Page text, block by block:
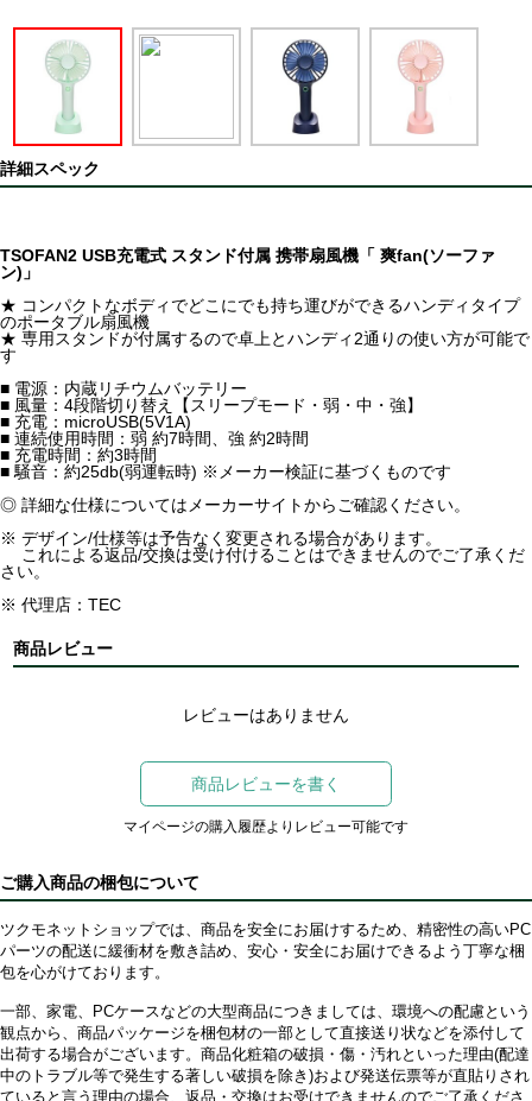
詳細スペック
TSOFAN2 USB充電式 スタンド付属 携帯扇風機「 爽fan(ソーファ
ン)」
★ コンパクトなボディでどこにでも持ち運びができるハンディタイプ
のポータブル扇風機
★ 専用スタンドが付属するので卓上とハンディ2通りの使い方が可能で
す
■ 電源：内蔵リチウムバッテリー
■ 風量：4段階切り替え【スリープモード・弱・中・強】
■ 充電：microUSB(5V1A)
■ 連続使用時間：弱 約7時間、強 約2時間
■ 充電時間：約3時間
■ 騒音：約25db(弱運転時) ※メーカー検証に基づくものです
◎ 詳細な仕様についてはメーカーサイトからご確認ください。
※ デザイン/仕様等は予告なく変更される場合があります。
これによる返品/交換は受け付けることはできませんのでご了承くだ
さい。
※ 代理店：TEC
商品レビュー
レビューはありません
商品レビューを書く
マイページの購入履歴よりレビュー可能です
ご購入商品の梱包について
ツクモネットショップでは、商品を安全にお届けするため、精密性の高いPC
パーツの配送に緩衝材を敷き詰め、安心・安全にお届けできるよう丁寧な梱
包を心がけております。
一部、家電、PCケースなどの大型商品につきましては、環境への配慮という
観点から、商品パッケージを梱包材の一部として直接送り状などを添付して
出荷する場合がございます。商品化粧箱の破損・傷・汚れといった理由(配達
中のトラブル等で発生する著しい破損を除き)および発送伝票等が直貼りされ
ていると言う理由の場合、返品・交換はお受けできませんのでご了承くださ